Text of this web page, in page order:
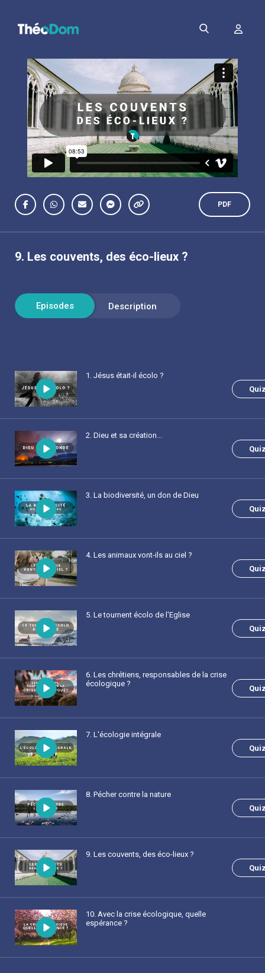
PDF
9. Les couvents, des éco-lieux ?
1 . Jésus était-il écolo ?
2. Dieu et sa création...
3. La biodiversité, un don de Dieu
4. Les animaux vont-ils au ciel ?
5. Le tournent écolo de l'Eglise
6. Les chrétiens, responsables de la crise
écologique ?
7. L'écologie intégrale
8. Pécher contre la nature
9. Les couvents, des éco-lieux ?
10. Avec la crise écologique, quelle
espérance ?